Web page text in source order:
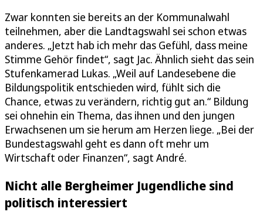
Zwar konnten sie bereits an der Kommunalwahl
teilnehmen, aber die Landtagswahl sei schon etwas
anderes. „Jetzt hab ich mehr das Gefühl, dass meine
Stimme Gehör findet“, sagt Jac. Ähnlich sieht das sein
Stufenkamerad Lukas. „Weil auf Landesebene die
Bildungspolitik entschieden wird, fühlt sich die
Chance, etwas zu verändern, richtig gut an.“ Bildung
sei ohnehin ein Thema, das ihnen und den jungen
Erwachsenen um sie herum am Herzen liege. „Bei der
Bundestagswahl geht es dann oft mehr um
Wirtschaft oder Finanzen“, sagt André.
Nicht alle Bergheimer Jugendliche sind
politisch interessiert